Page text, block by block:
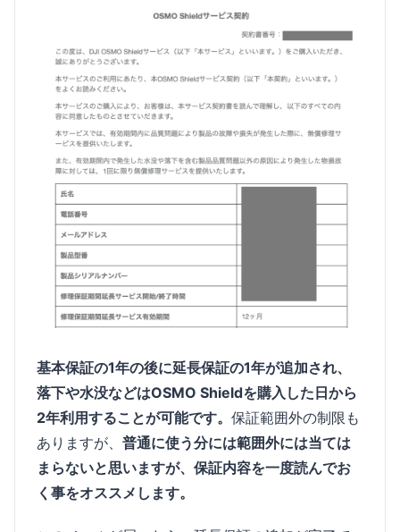
基本保証の1年の後に延長保証の1年が追加され、
落下や水没などはOSMO Shieldを購入した日から
2年利用することが可能です。 保証範囲外の制限も
ありますが、 普通に使う分には範囲外には当ては
まらないと思いますが、保証内容を一度読んでお
く事をオススメします。